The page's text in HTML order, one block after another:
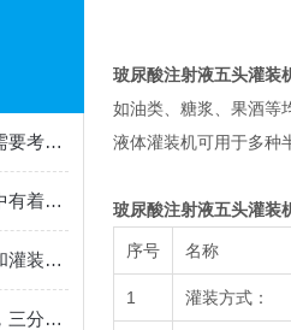
在选择玻尿酸灌装机时，需要考虑以下几个因素
玻尿酸灌装机在美容行业中有着广泛的应用
玻尿酸灌装机由输送系统和灌装系统组成
关于预充针注射器灌装机，三分钟您就懂
玻尿酸注射液五头灌装
如油类、糖浆、果酒等
液体灌装机可用于多种
玻尿酸注射液五头灌装
序号 名称
1 灌装方式：